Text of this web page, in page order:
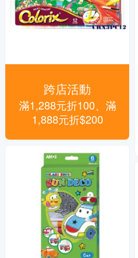
跨店活動
滿1,288元折100、滿
1,888元折$200